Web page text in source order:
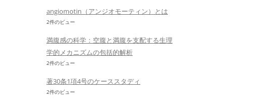
angiomotin（アンジオモーティン）とは
2件のビュー
満腹感の科学：空腹と満腹を支配する生理
学的メカニズムの包括的解析
2件のビュー
著30条1項4号のケーススタディ
2件のビュー